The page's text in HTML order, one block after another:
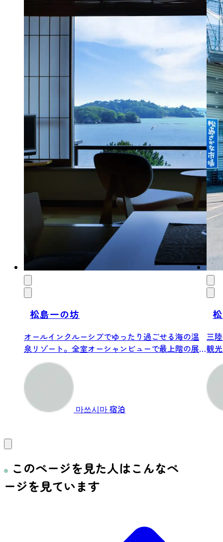
松島一の坊
オールインクルーシブでゆったり過ごせる海の温
泉リゾート。全室オーシャンビューで最上階の展
望露天...
마쓰시마宿泊
三
観
このページを見た人はこんなペ
ージを見ています